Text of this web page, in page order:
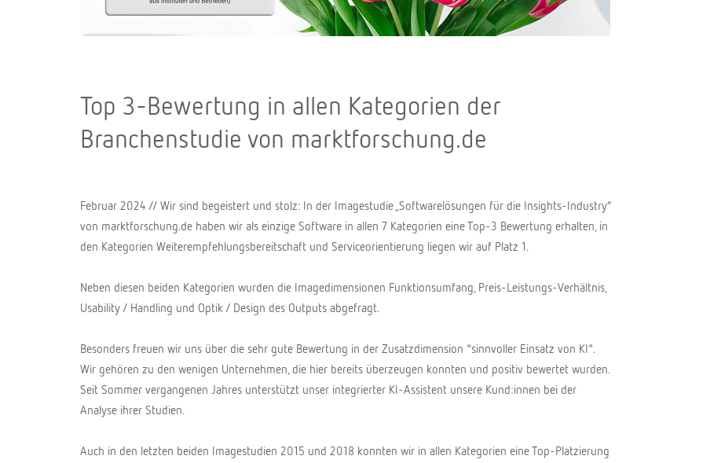
Top 3-Bewertung in allen Kategorien der
Branchenstudie von marktforschung.de
Februar 2024 // Wir sind begeistert und stolz: In der Imagestudie „Softwarelösungen für die Insights-Industry“
von marktforschung.de haben wir als einzige Software in allen 7 Kategorien eine Top-3 Bewertung erhalten, in
den Kategorien Weiterempfehlungsbereitschaft und Serviceorientierung liegen wir auf Platz 1.
Neben diesen beiden Kategorien wurden die Imagedimensionen Funktionsumfang, Preis-Leistungs-Verhältnis,
Usability / Handling und Optik / Design des Outputs abgefragt.
Besonders freuen wir uns über die sehr gute Bewertung in der Zusatzdimension "sinnvoller Einsatz von KI".
Wir gehören zu den wenigen Unternehmen, die hier bereits überzeugen konnten und positiv bewertet wurden.
Seit Sommer vergangenen Jahres unterstützt unser integrierter KI-Assistent unsere Kund:innen bei der
Analyse ihrer Studien.
Auch in den letzten beiden Imagestudien 2015 und 2018 konnten wir in allen Kategorien eine Top-Platzierung